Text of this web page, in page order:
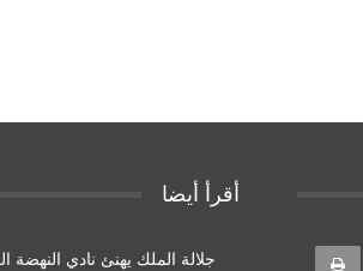
أقرأ أيضا
جلالة الملك يهنئ نادي النهضة